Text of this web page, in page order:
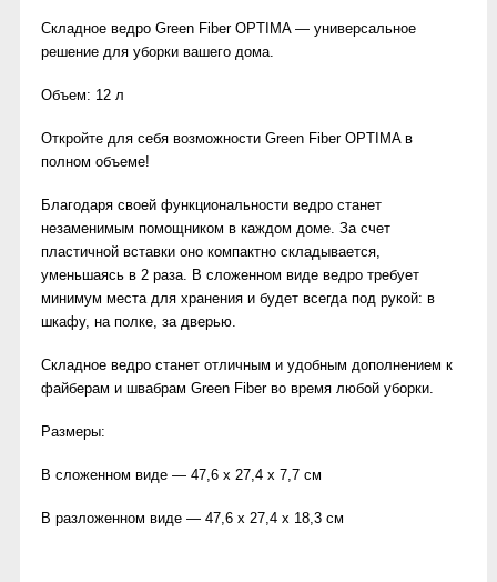
Складное ведро Green Fiber OPTIMA — универсальное
решение для уборки вашего дома.
Объем: 12 л
Откройте для себя возможности Green Fiber OPTIMA в
полном объеме!
Благодаря своей функциональности ведро станет
незаменимым помощником в каждом доме. За счет
пластичной вставки оно компактно складывается,
уменьшаясь в 2 раза. В сложенном виде ведро требует
минимум места для хранения и будет всегда под рукой: в
шкафу, на полке, за дверью.
Складное ведро станет отличным и удобным дополнением к
файберам и швабрам Green Fiber во время любой уборки.
Размеры:
В сложенном виде — 47,6 х 27,4 х 7,7 см
В разложенном виде — 47,6 х 27,4 х 18,3 см